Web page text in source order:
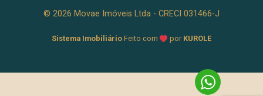
© 2026 Movae Imóveis Ltda - CRECI 031466-J
Sistema Imobiliário Feito com por KUROLE